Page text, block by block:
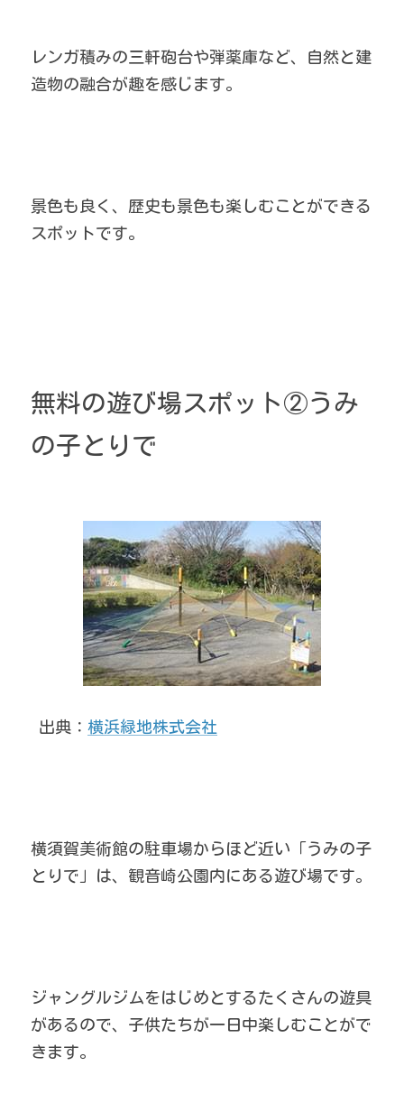
レンガ積みの三軒砲台や弾薬庫など、自然と建
造物の融合が趣を感じます。
景色も良く、歴史も景色も楽しむことができる
スポットです。
無料の遊び場スポット②うみ
の子とりで
出典： 横浜緑地株式会社
横須賀美術館の駐車場からほど近い「うみの子
とりで」は、観音崎公園内にある遊び場です。
ジャングルジムをはじめとするたくさんの遊具
があるので、子供たちが一日中楽しむことがで
きます。